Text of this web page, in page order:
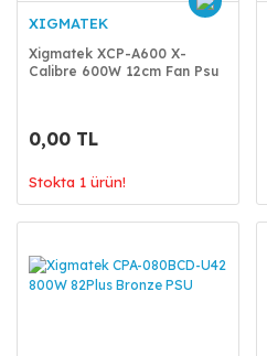
XIGMATEK
Xigmatek XCP-A600 X-
Calibre 600W 12cm Fan Psu
0,00 TL
Stokta 1 ürün!